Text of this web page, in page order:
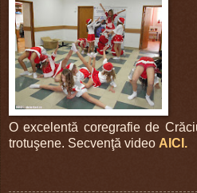
O excelentă coregrafie de
trotuşene. Secvenţă video AICI.